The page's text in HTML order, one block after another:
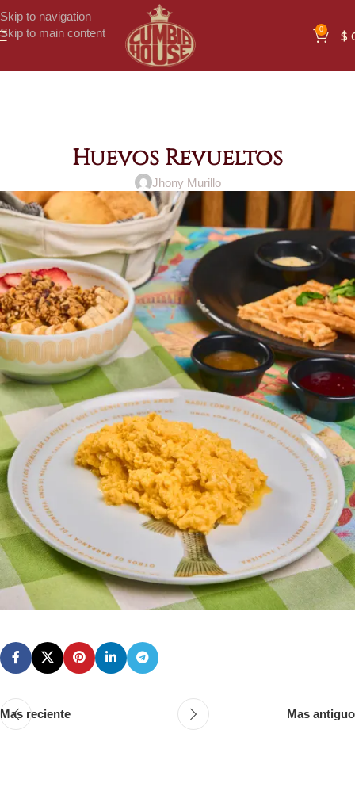
Skip to navigation
Skip to main content
0 $
Huevos Revueltos
Jhony Murillo
Mas reciente Mas antiguo